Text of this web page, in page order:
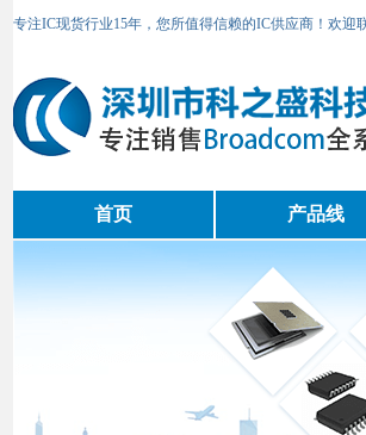
专注IC现货行业15年，您所值得信赖的IC供应商！欢
首页 产品线